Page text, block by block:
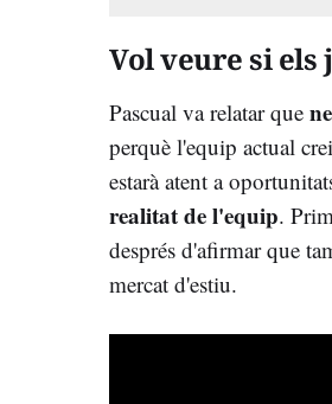
Vol veure si els
Pascual va relatar que
perquè l'equip actual
estarà atent a
realitat de l'equip.
després d'afirmar que
mercat d'estiu.